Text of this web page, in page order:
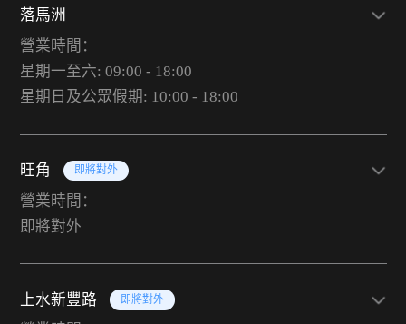
落馬洲
營業時間：
星期一至六: 09:00 - 18:00
星期日及公眾假期: 10:00 - 18:00
旺角 即將對外
營業時間：
即將對外
上水新豐路 即將對外